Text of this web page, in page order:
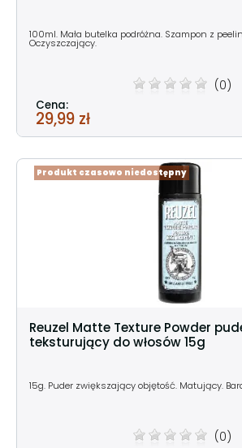
100ml. Mała butelka podróżna. Szampon z
Oczyszczający.
(0)
Cena:
29,99 zł
Reuzel Matte Texture Powder
teksturujący do włosów 15g
15g. Puder zwiększający objętość. Matujący.
(0)
Produkt czasowo niedostępny